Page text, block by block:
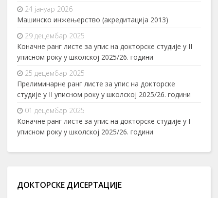
24 јануар 2026
Машинско инжењерство (акредитација 2013)
29 децембар 2025
Коначне ранг листе за упис на докторске студије у II
уписном року у школској 2025/26. години
25 децембар 2025
Прелиминарне ранг листе за упис на докторске
студије у II уписном року у школској 2025/26. години
01 децембар 2025
Коначне ранг листе за упис на докторске студије у I
уписном року у школској 2025/26. години
ДОКТОРСКЕ ДИСЕРТАЦИЈЕ